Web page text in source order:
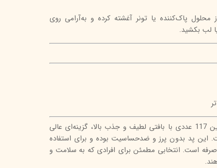
محلول پاک‌کننده یا تونر آغشته کرده و به‌آرامی روی
لب بکشید.
پد پاک کننده آرایش سون کوئین 117 عددی با بافتی لطیف و جذب بالا، گزینه‌ای عالی
این پد بدون پرز و ضدحساسیت بوده و برای استفاده
است. انتخابی مطمئن برای افرادی که به سلامت و